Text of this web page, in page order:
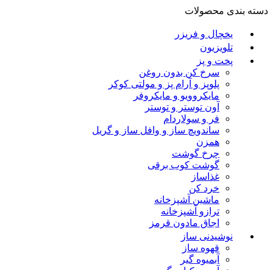
دسته بندی محصولات
یخچال و فریزر
تلویزیون
پخت و پز
سرخ کن بدون روغن
پلوپز و آرام پز و مولتی کوکر
مایکروویو و مایکروفر
آون توستر و توستر
فر و سولاردام
ساندویچ ساز و وافل ساز و گریل
همزن
چرخ گوشت
گوشت کوب برقی
غذاساز
خرد کن
ماشین آشپزخانه
ترازو آشپزخانه
اجاق مادون قرمز
نوشیدنی ساز
قهوه ساز
آبمیوه گیر